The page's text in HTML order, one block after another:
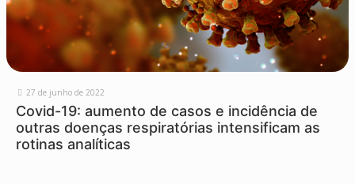
27 de junho de 2022
Covid-19: aumento de casos e incidência de
outras doenças respiratórias intensificam as
rotinas analíticas